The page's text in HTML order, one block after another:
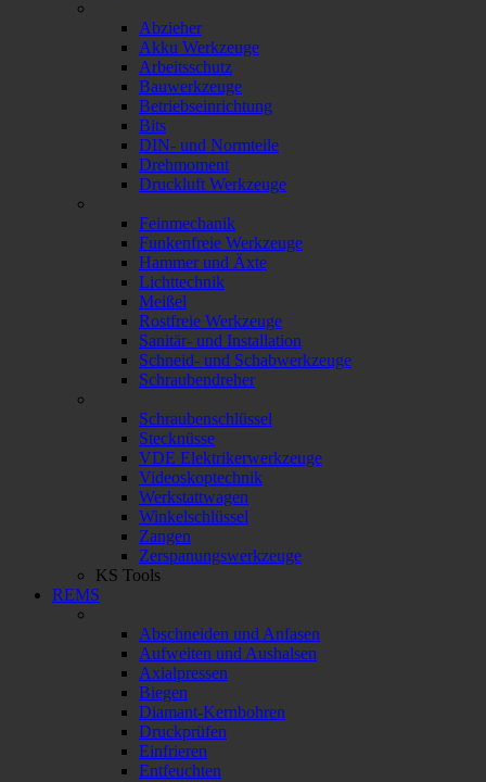
Abzieher
Akku Werkzeuge
Arbeitsschutz
Bauwerkzeuge
Betriebseinrichtung
Bits
DIN- und Normteile
Drehmoment
Druckluft Werkzeuge
Feinmechanik
Funkenfreie Werkzeuge
Hammer und Äxte
Lichttechnik
Meißel
Rostfreie Werkzeuge
Sanitär- und Installation
Schneid- und Schabwerkzeuge
Schraubendreher
Schraubenschlüssel
Stecknüsse
VDE Elektrikerwerkzeuge
Videoskoptechnik
Werkstattwagen
Winkelschlüssel
Zangen
Zerspanungswerkzeuge
KS Tools
REMS
Abschneiden und Anfasen
Aufweiten und Aushalsen
Axialpressen
Biegen
Diamant-Kernbohren
Druckprüfen
Einfrieren
Entfeuchten